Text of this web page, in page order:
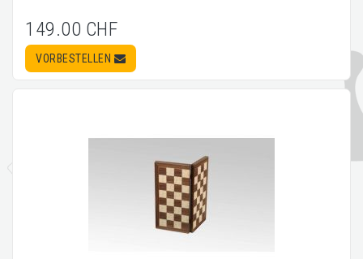
149.00 CHF
VORBESTELLEN